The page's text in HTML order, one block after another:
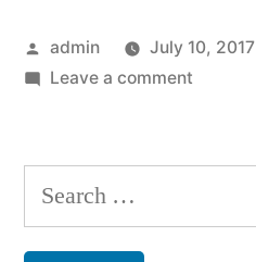
Posted
by
admin July 10, 2017
Leave a commenton
5
Search
for: